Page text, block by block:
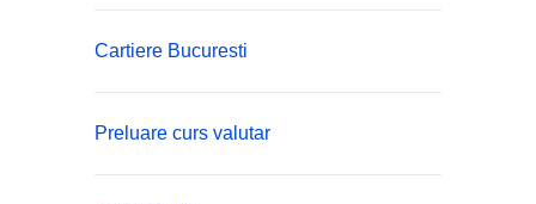
Cartiere Bucuresti
Preluare curs valutar